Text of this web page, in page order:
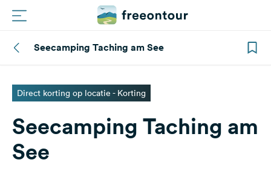
Campings
Partners
Seecamping Taching am See
Direct korting op locatie - Korting
Seecamping Taching am
See